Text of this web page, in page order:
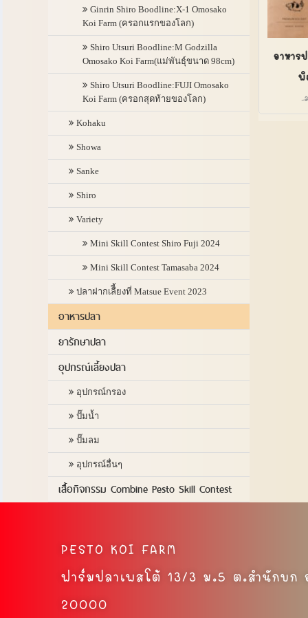
Ginrin Shiro Boodline:X-1 Omosako
Koi Farm (ครอกแรกของโลก)
Shiro Utsuri Boodline:M Godzilla
Omosako Koi Farm(แม่พันธุ์ขนาด 98cm)
Shiro Utsuri Boodline:FUJI Omosako
Koi Farm (ครอกสุดท้ายของโลก)
Kohaku
Showa
Sanke
Shiro
Variety
Mini Skill Contest Shiro Fuji 2024
Mini Skill Contest Tamasaba 2024
ปลาฝากเลืี้ยงที่ Matsue Event 2023
อาหารปลา
ยารักษาปลา
อุปกรณ์เลี้ยงปลา
อุปกรณ์กรอง
ปั๊มน้ำ
ปั๊มลม
อุปกรณ์อื่นๆ
เสื้อกิจกรรม Combine Pesto Skill Contest
อาหาร
พิ
PESTO KOI FARM
ฟาร์มปลาเพสโต้ 13/3 ม.5 ต.สำนักบก
20000